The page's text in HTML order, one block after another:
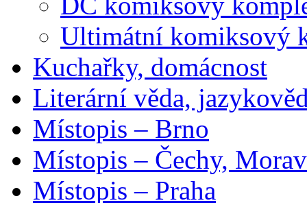
Ultimátní komiksový
Kuchařky, domácnost
Literární věda,
Místopis – Brno
Místopis – Čechy,
Místopis – Praha